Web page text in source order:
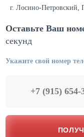
г. Лосино-Петровский,
Оставьте Ваш
секунд
Укажите свой номер